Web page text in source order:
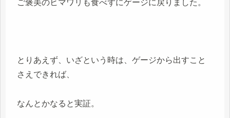
ご褒美のヒマワリも食べずにゲージに戻りました。
とりあえず、いざという時は、ゲージから出すこと
さえできれば、
なんとかなると実証。